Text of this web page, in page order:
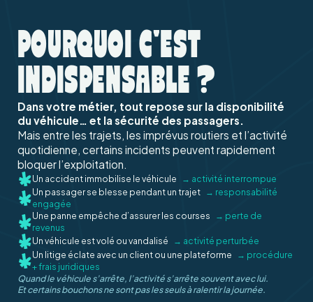
POURQUOI C'EST
INDISPENSABLE ?
Dans votre métier, tout repose sur la disponibilité
du véhicule… et la sécurité des passagers.
Mais entre les trajets, les imprévus routiers et l’activité
quotidienne, certains incidents peuvent rapidement
bloquer l’exploitation.
Un accident immobilise le véhicule
→ activité interrompue
Un passager se blesse pendant un trajet → responsabilité
engagée
Une panne empêche d’assurer les courses
→ perte de
revenus
Un véhicule est volé ou vandalisé
→ activité perturbée
Un litige éclate avec un client ou une plateforme
→ procédure
+ frais juridiques
Quand le véhicule s’arrête, l’activité s’arrête souvent avec lui.
Et certains bouchons ne sont pas les seuls à ralentir la journée.